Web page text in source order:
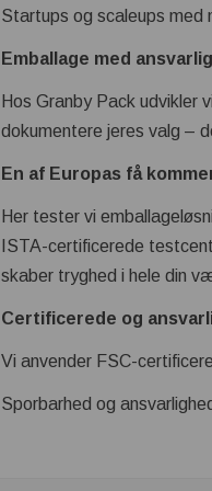
Startups og scaleups med
Emballage med
Hos Granby Pack udvikler
dokumentere jeres valg –
En af Europas få
Her tester vi
ISTA-certificerede
skaber tryghed i hele din
Certificerede og
Vi anvender FSC-
Sporbarhed og